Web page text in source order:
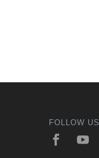
FOLLOW US